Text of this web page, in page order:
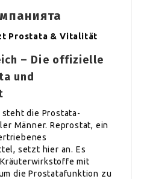
Prostata & Vitalität
– Die offizielle
und
die Prostata-
Männer. Reprostat, ein
setzt hier an. Es
mit
die Prostatafunktion zu